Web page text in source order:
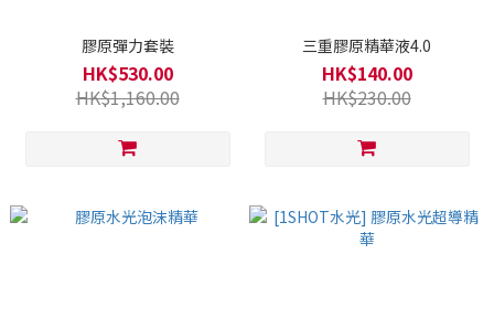
膠原彈力套裝
HK$530.00
HK$1,160.00
三重膠原精華液4.0
HK$140.00
HK$230.00